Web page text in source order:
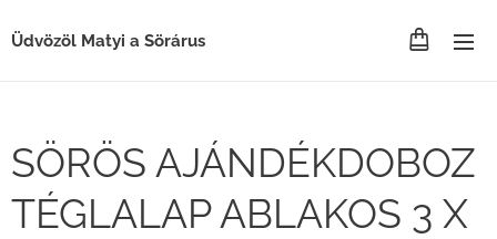
Üdvözöl Matyi a Sörárus
SÖRÖS AJÁNDÉKDOBOZ
TÉGLALAP ABLAKOS 3 X